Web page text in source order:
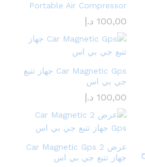
Portable Air Compressor
100,00 د.إ
Car Magnetic Gps جهاز تتبع
جي بي اس
100,00 د.إ
عرض 2 Car Magnetic Gps
جهاز تتبع جي بي اس